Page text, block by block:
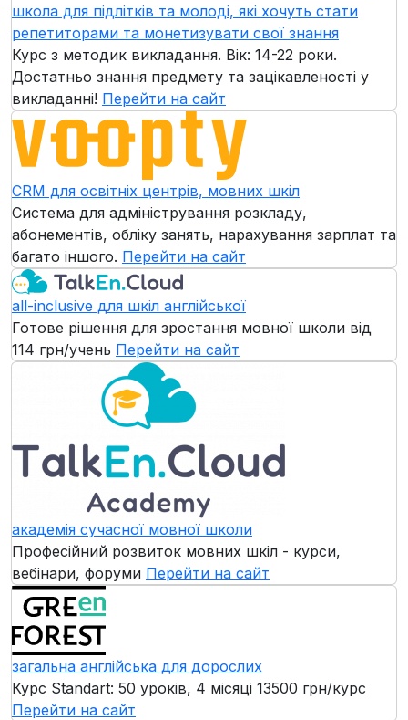
школа для підлітків та молоді, які хочуть стати
репетиторами та монетизувати свої знання
Курс з методик викладання. Вік: 14-22 роки.
Достатньо знання предмету та зацікавленості у
викладанні! Перейти на сайт
CRM для освітніх центрів, мовних шкіл
Система для адміністрування розкладу,
абонементів, обліку занять, нарахування зарплат та
багато іншого. Перейти на сайт
all-inclusive для шкіл англійської
Готове рішення для зростання мовної школи від
114 грн/учень Перейти на сайт
академія сучасної мовної школи
Професійний розвиток мовних шкіл - курси,
вебінари, форуми Перейти на сайт
загальна англійська для дорослих
Курс Standart: 50 уроків, 4 місяці 13500 грн/курс
Перейти на сайт